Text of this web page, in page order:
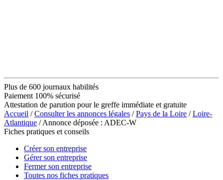
Plus de 600 journaux habilités
Paiement 100% sécurisé
Attestation de parution pour le greffe immédiate et gratuite
Accueil /Consulter les annonces légales /Pays de la Loire /Loire-
Atlantique / Annonce déposée : ADEC-W
Fiches pratiques et conseils
Créer son entreprise
Gérer son entreprise
Fermer son entreprise
Toutes nos fiches pratiques